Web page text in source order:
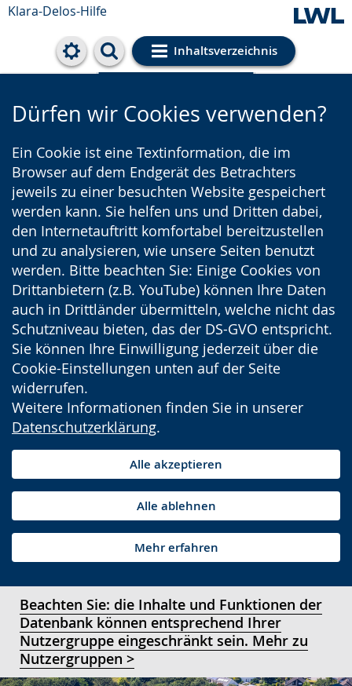
Klara-Delos-Hilfe
Inhaltsverzeichnis
Cookie-Einstellungen
Dürfen wir Cookies verwenden?
Ein Cookie ist eine Textinformation, die im
Browser auf dem Endgerät des Betrachters
jeweils zu einer besuchten Website gespeichert
werden kann. Sie helfen uns und Dritten dabei,
den Internetauftritt komfortabel bereitzustellen
und zu analysieren, wie unsere Seiten benutzt
werden. Bitte beachten Sie: Einige Cookies von
Drittanbietern (z.B. YouTube) können Ihre Daten
auch in Drittländer übermitteln, welche nicht das
Schutzniveau bieten, das der DS-GVO entspricht.
Sie können Ihre Einwilligung jederzeit über die
Cookie-Einstellungen unten auf der Seite
widerrufen.
Weitere Informationen finden Sie in unserer
Datenschutzerklärung.
Alle akzeptieren
Alle ablehnen
Mehr erfahren
Beachten Sie: die Inhalte und Funktionen der
Datenbank können entsprechend Ihrer
Nutzergruppe eingeschränkt sein. Mehr zu
Nutzergruppen >